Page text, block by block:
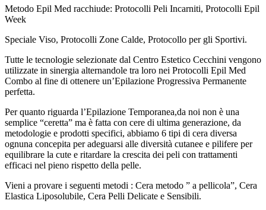
Metodo Epil Med racchiude: Protocolli Peli Incarniti, Protocolli Epil
Week
Speciale Viso, Protocolli Zone Calde, Protocollo per gli Sportivi.
Tutte le tecnologie selezionate dal Centro Estetico Cecchini vengono
utilizzate in sinergia alternandole tra loro nei Protocolli Epil Med
Combo al fine di ottenere un’Epilazione Progressiva Permanente
perfetta.
Per quanto riguarda l’Epilazione Temporanea,da noi non è una
semplice “ceretta” ma è fatta con cere di ultima generazione, da
metodologie e prodotti specifici, abbiamo 6 tipi di cera diversa
ognuna concepita per adeguarsi alle diversità cutanee e pilifere per
equilibrare la cute e ritardare la crescita dei peli con trattamenti
efficaci nel pieno rispetto della pelle.
Vieni a provare i seguenti metodi : Cera metodo ” a pellicola”, Cera
Elastica Liposolubile, Cera Pelli Delicate e Sensibili.